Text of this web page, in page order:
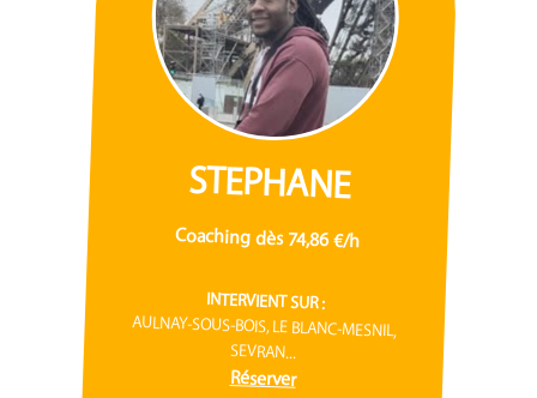
STEPHANE
Coaching dès 74,86 €/h
INTERVIENT SUR :
AULNAY-SOUS-BOIS, LE BLANC-MESNIL,
SEVRAN...
Réserver